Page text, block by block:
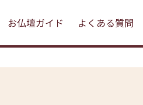
お仏壇ガイド よくある質問